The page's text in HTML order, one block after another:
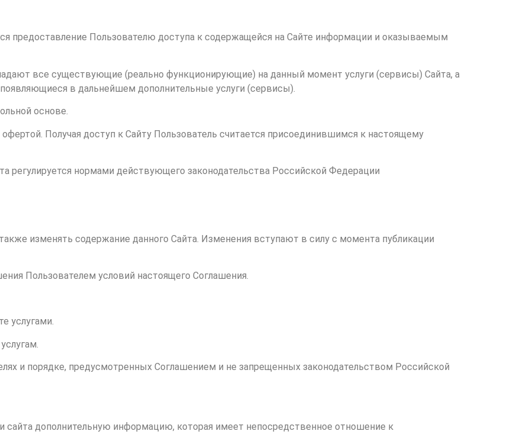
предоставление Пользователю доступа к содержащейся на Сайте информации и оказываемым
все существующие (реально функционирующие) на данный момент услуги (сервисы) Сайта, а
в дальнейшем дополнительные услуги (сервисы).
основе.
Получая доступ к Сайту Пользователь считается присоединившимся к настоящему
регулируется нормами действующего законодательства Российской Федерации
изменять содержание данного Сайта. Изменения вступают в силу с момента публикации
Пользователем условий настоящего Соглашения.
услугами.
и порядке, предусмотренных Соглашением и не запрещенных законодательством Российской
сайта дополнительную информацию, которая имеет непосредственное отношение к